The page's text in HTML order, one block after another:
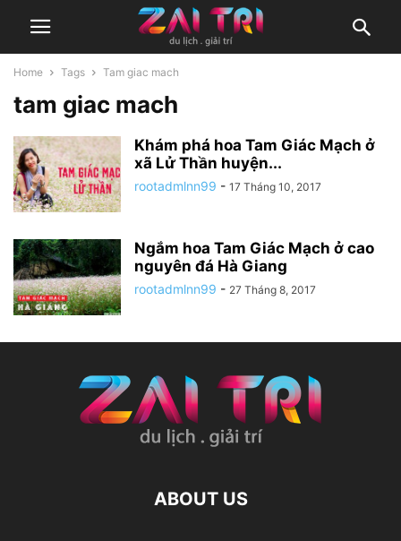
Home Tags Tam giac mach
tam giac mach
Khám phá hoa Tam Giác Mạch ở
xã Lử Thần huyện...
rootadmlnn99 - 17 Tháng 10, 2017
Ngắm hoa Tam Giác Mạch ở cao
nguyên đá Hà Giang
rootadmlnn99 - 27 Tháng 8, 2017
ABOUT US